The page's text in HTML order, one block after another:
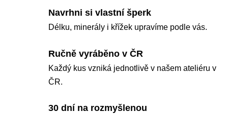
Navrhni si vlastní šperk
Délku, minerály i křížek upravíme podle vás.
Ručně vyráběno v ČR
Každý kus vzniká jednotlivě v našem ateliéru v
ČR.
30 dní na rozmyšlenou